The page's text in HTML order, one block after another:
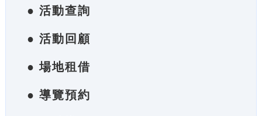
● 活動查詢
● 活動回顧
● 場地租借
● 導覽預約